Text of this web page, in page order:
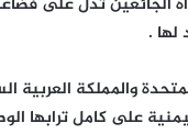
لها .
والمملكة
على كامل ترابها